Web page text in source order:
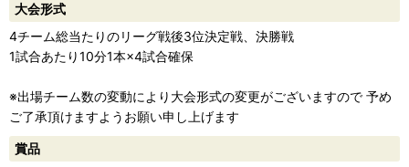
大会形式
4チーム総当たりのリーグ戦後3位決定戦、決勝戦
1試合あたり10分1本×4試合確保
※出場チーム数の変動により大会形式の変更がございますので 予め
ご了承頂けますようお願い申し上げます
賞品